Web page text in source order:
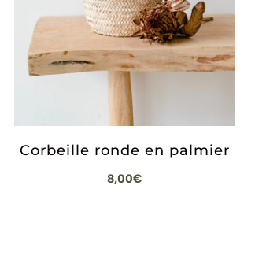
Corbeille ronde en palmier
8,00€